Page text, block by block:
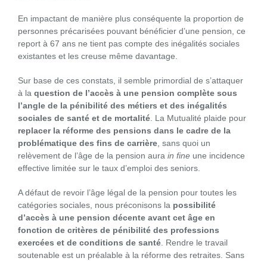
En impactant de manière plus conséquente la proportion de
personnes précarisées pouvant bénéficier d’une pension, ce
report à 67 ans ne tient pas compte des inégalités sociales
existantes et les creuse même davantage.
Sur base de ces constats, il semble primordial de s’attaquer
à la question de l’accès à une pension complète sous
l’angle de la pénibilité des métiers et des inégalités
sociales de santé et de mortalité. La Mutualité plaide pour
replacer la réforme des pensions dans le cadre de la
problématique des fins de carrière, sans quoi un
relèvement de l’âge de la pension aura in fine une incidence
effective limitée sur le taux d’emploi des seniors.
A défaut de revoir l’âge légal de la pension pour toutes les
catégories sociales, nous préconisons la possibilité
d’accès à une pension décente avant cet âge en
fonction de critères de pénibilité des professions
exercées et de conditions de santé. Rendre le travail
soutenable est un préalable à la réforme des retraites. Sans